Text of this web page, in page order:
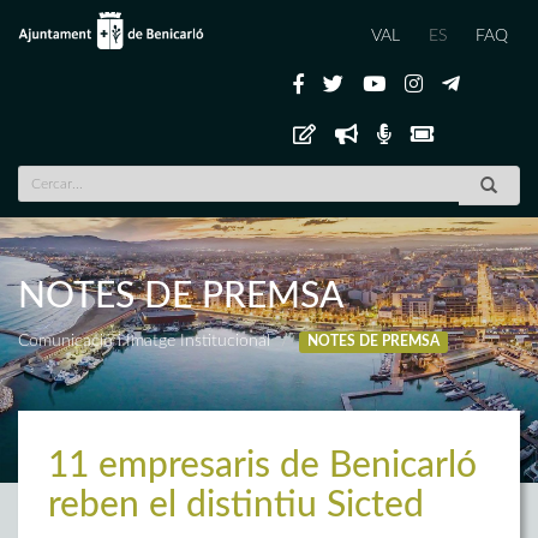
VAL ES FAQ
NOTES DE PREMSA
Comunicació i Imatge Institucional NOTES DE PREMSA
11 empresaris de Benicarló
reben el distintiu Sicted